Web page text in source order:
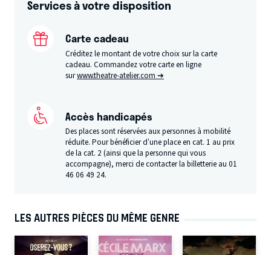
Services à votre disposition
Carte cadeau
Créditez le montant de votre choix sur la carte
cadeau. Commandez votre carte en ligne
surwww.theatre-atelier.com ➔
Accès handicapés
Des places sont réservées aux personnes à mobilité
réduite. Pour bénéficier d’une place en cat. 1 au prix
de la cat. 2 (ainsi que la personne qui vous
accompagne), merci de contacter la billetterie au 01
46 06 49 24.
LES AUTRES PIÈCES DU MÊME GENRE